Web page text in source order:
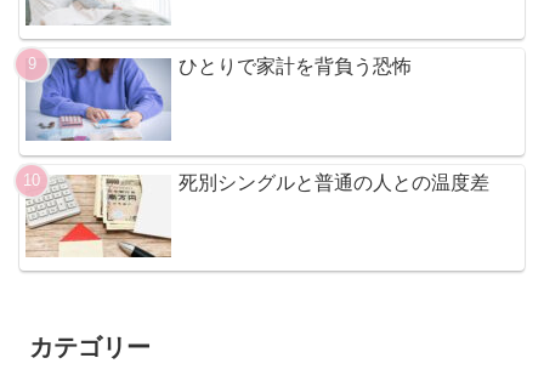
ひとりで家計を背負う恐怖
死別シングルと普通の人との温度差
カテゴリー